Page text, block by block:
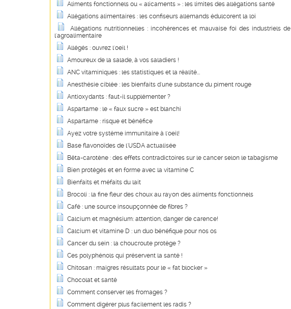
Aliments fonctionnels ou « alicaments » : les limites des allégations santé
Allégations alimentaires : les confiseurs allemands édulcorent la loi
Allégations nutritionnelles : incohérences et mauvaise foi des industriels de
l'agroalimentaire
Allégés : ouvrez l'oeil !
Amoureux de la salade, à vos saladiers !
ANC vitaminiques : les statistiques et la réalité...
Anesthésie ciblée : les bienfaits d'une substance du piment rouge
Antioxydants : faut-il supplémenter ?
Aspartame : le « faux sucre » est blanchi
Aspartame : risque et bénéfice
Ayez votre système immunitaire à l'oeil!
Base flavonoïdes de l'USDA actualisée
Bêta-carotène : des effets contradictoires sur le cancer selon le tabagisme
Bien protégés et en forme avec la vitamine C
Bienfaits et méfaits du lait
Brocoli : la fine fleur des choux au rayon des aliments fonctionnels
Café : une source insoupçonnée de fibres ?
Calcium et magnésium: attention, danger de carence!
Calcium et vitamine D : un duo bénéfique pour nos os
Cancer du sein : la choucroute protège ?
Ces polyphénols qui préservent la santé !
Chitosan : maigres résultats pour le « fat blocker »
Chocolat et santé
Comment conserver les fromages ?
Comment digérer plus facilement les radis ?